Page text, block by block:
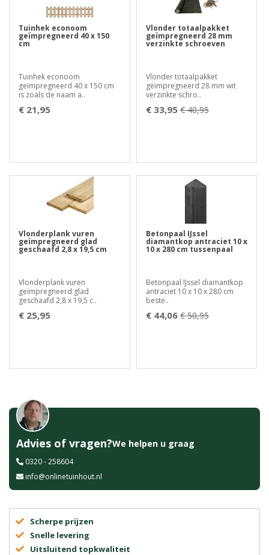
Tuinhek econoom
geïmpregneerd 40 x 150
cm
Tuinhek econoom
geïmpregneerd 40 x 150 cm
is zoals de naam a..
€ 21,95
Vlonder totaalpakket
geïmpregneerd 28 mm
verzinkte schroeven
Vlonder totaalpakket
geïmpregneerd 28 mm wit
verzinkte schro..
€ 33,95 € 40,95
Vlonderplank vuren
geïmpregneerd glad
geschaafd 2,8 x 19,5 cm
Vlonderplank vuren
geïmpregneerd glad
geschaafd 2,8 x 19,5 c..
€ 25,95
Betonpaal IJssel
diamantkop antraciet 10 x
10 x 280 cm tussenpaal
Betonpaal IJssel diamantkop
antraciet 10 x 10 x 280 cm
beste..
€ 44,06 € 50,95
Advies of vragen?We helpen u graag
0320 - 258604
info@onlinetuinhout.nl
Scherpe prijzen
Snelle levering
Uitsluitend topkwaliteit